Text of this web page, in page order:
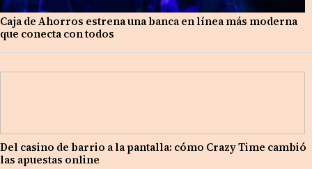
Caja de Ahorros estrena una banca en línea más moderna
que conecta con todos
Del casino de barrio a la pantalla: cómo Crazy Time cambió
las apuestas online